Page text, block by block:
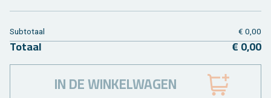
Sub­to­taal € 0,00
To­taal € 0,00
IN DE WINKELWAGEN